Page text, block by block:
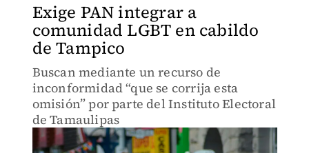
Exige PAN integrar a
comunidad LGBT en cabildo
de Tampico
Buscan mediante un recurso de
inconformidad “que se corrija esta
omisión” por parte del Instituto Electoral
de Tamaulipas